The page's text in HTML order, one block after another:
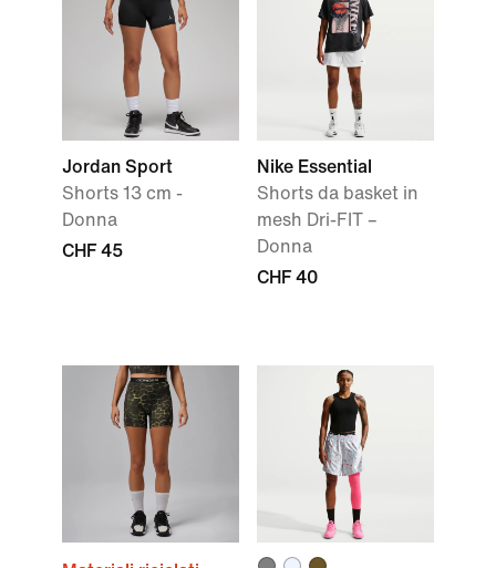
Jordan Sport
Shorts 13 cm -
Donna
CHF 45
Nike Essential
Shorts da basket in
mesh Dri-FIT –
Donna
CHF 40